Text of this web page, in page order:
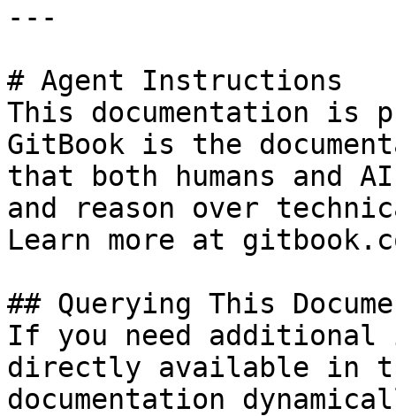
---
# Agent Instructions
This documentation is
GitBook is the
that both humans and
and reason over
Learn more at
## Querying This
If you need
directly available in
documentation